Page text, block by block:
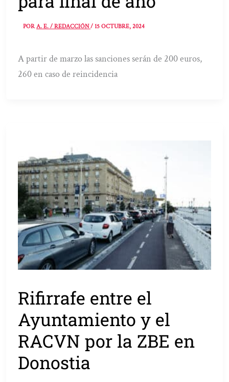
PORA. E. / REDACCIÓN/15 OCTUBRE, 2024
A partir de marzo las sanciones serán de 200 euros,
260 en caso de reincidencia
Rifirrafe entre el
Ayuntamiento y el
RACVN por la ZBE en
Donostia